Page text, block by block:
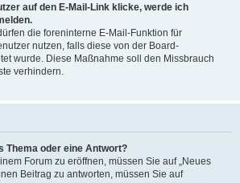
auf den E-Mail-Link klicke, werde ich
die foreninterne E-Mail-Funktion für
nutzen, falls diese von der Board-
wurde. Diese Maßnahme soll den Missbrauch
verhindern.
Thema oder eine Antwort?
Forum zu eröffnen, müssen Sie auf „Neues
Beitrag zu antworten, müssen Sie auf